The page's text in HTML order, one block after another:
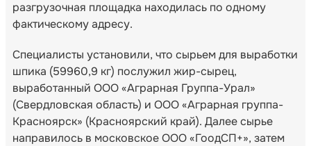
разгрузочная площадка находилась по одному
фактическому адресу.
Специалисты установили, что сырьем для выработки
шпика (59960,9 кг) послужил жир-сырец,
выработанный ООО «Аграрная Группа-Урал»
(Свердловская область) и ООО «Аграрная группа-
Красноярск» (Красноярский край). Далее сырье
направилось в московское ООО «ГоодСП+», затем